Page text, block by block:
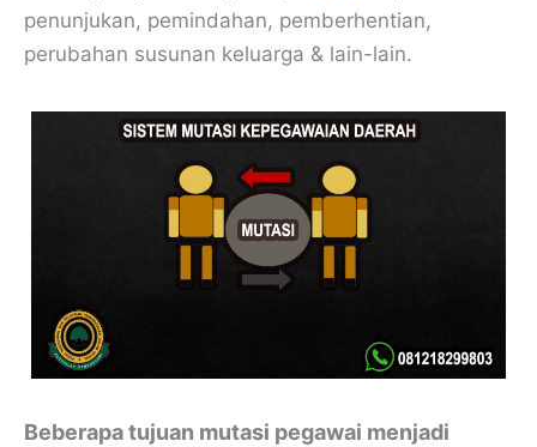
penunjukan, pemindahan, pemberhentian,
perubahan susunan keluarga & lain-lain.
Beberapa tujuan mutasi pegawai menjadi